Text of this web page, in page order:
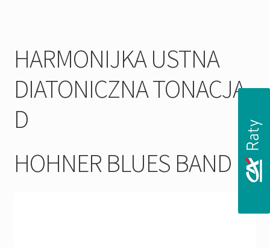
HARMONIJKA USTNA
DIATONICZNA TONACJA
D
HOHNER BLUES BAND